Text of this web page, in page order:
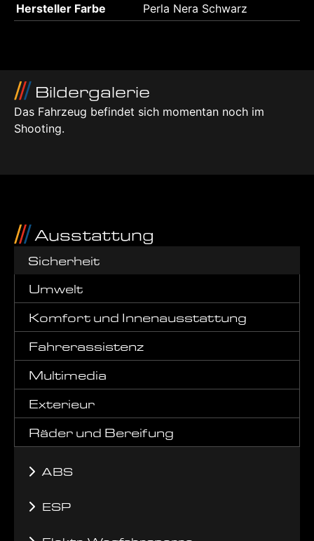
Hersteller Farbe Perla Nera Schwarz
Bildergalerie
Das Fahrzeug befindet sich momentan noch im
Shooting.
Ausstattung
Sicherheit
Umwelt
Komfort und Innenausstattung
Fahrerassistenz
Multimedia
Exterieur
Räder und Bereifung
ABS
ESP